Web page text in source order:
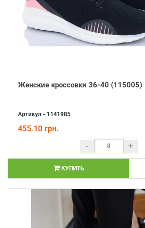
Женские кроссовки 36-40 (115005)
Артикул - 1141985
455.10 грн.
- +
КУПИТЬ